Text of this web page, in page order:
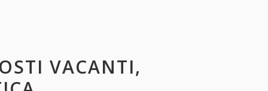
VACANTI,